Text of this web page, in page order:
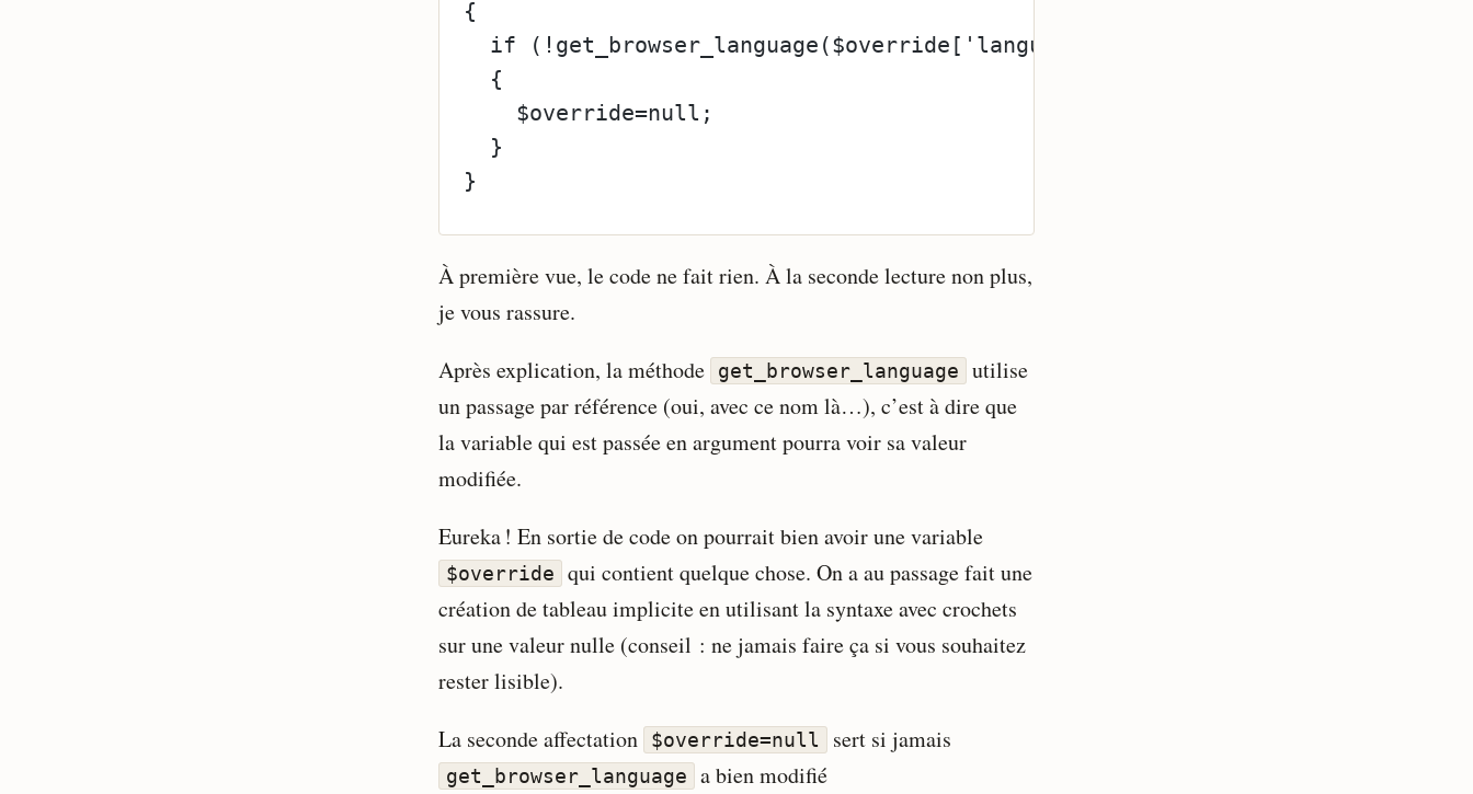
{
  if (!get_browser_language($override['language']))
{
$override=null;
}
}
À première vue, le code ne fait rien. À la seconde lecture non plus,
je vous rassure.
Après explication, la méthode
get_browser_language
utilise
un passage par référence (oui, avec ce nom là…), c’est à dire que
la variable qui est passée en argument pourra voir sa valeur
modifiée.
Eureka ! En sortie de code on pourrait bien avoir une variable
$override
qui contient quelque chose. On a au passage fait une
création de tableau implicite en utilisant la syntaxe avec crochets
sur une valeur nulle (conseil : ne jamais faire ça si vous souhaitez
rester lisible).
La seconde affectation
$override=null sert si jamais
get_browser_language a bien modifié